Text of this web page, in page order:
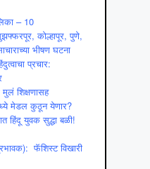
– 10
कोल्हापूर, पुणे,
भीषण घटना
प्रचार:
शिक्षणासह
मेडल कुठून येणार?
हिंदू युवक सुद्धा बळी!
फॅशिस्ट विखारी